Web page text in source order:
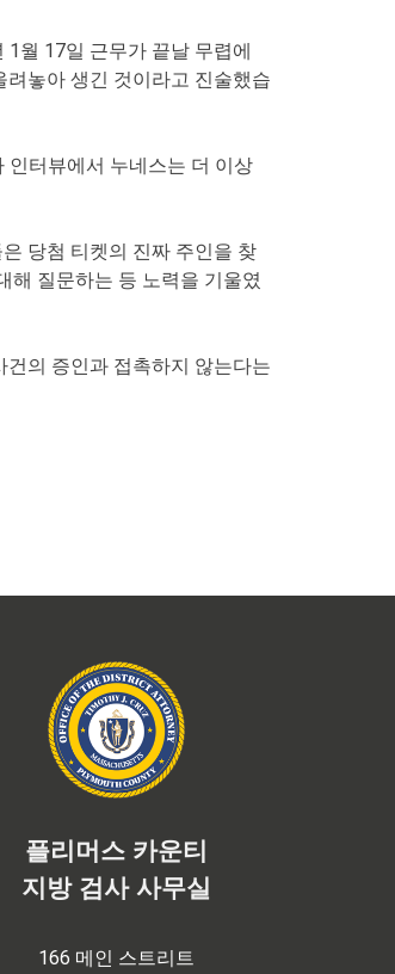
월 17일 근무가 끝날 무렵에
놓아 생긴 것이라고 진술했습
인터뷰에서 누네스는 더 이상
당첨 티켓의 진짜 주인을 찾
해 질문하는 등 노력을 기울였
의 증인과 접촉하지 않는다는
플리머스 카운티
지방 검사 사무실
166 메인 스트리트